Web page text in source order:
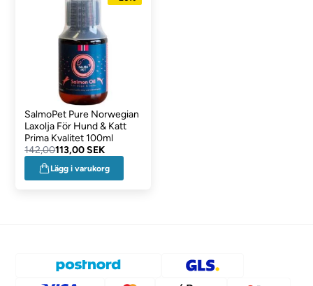
SalmoPet Pure Norwegian
Laxolja För Hund & Katt
Prima Kvalitet 100ml
142,00113,00 SEK
Lägg i varukorg